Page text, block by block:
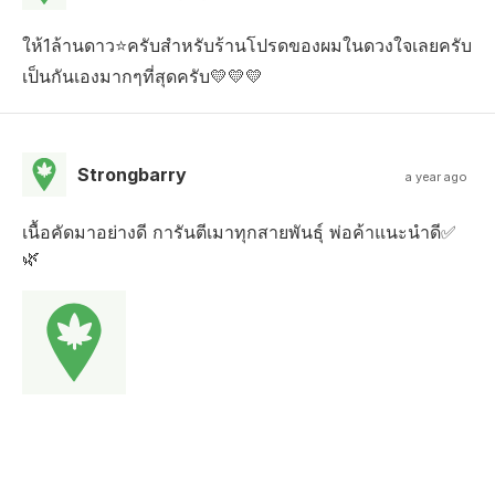
ให้1ล้านดาว⭐ครับสำหรับร้านโปรดของผมในดวงใจเลยครับ
เป็นกันเองมากๆที่สุดครับ💛💛💛
Strongbarry a year ago
เนื้อคัดมาอย่างดี การันตีเมาทุกสายพันธ์ุ พ่อค้าแนะนำดี✅
🌿